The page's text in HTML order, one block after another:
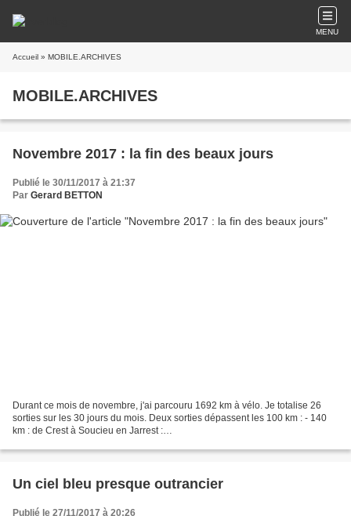
MENU
Accueil » MOBILE.ARCHIVES
MOBILE.ARCHIVES
Novembre 2017 : la fin des beaux jours
Publié le 30/11/2017 à 21:37
Par Gerard BETTON
Durant ce mois de novembre, j'ai parcouru 1692 km à vélo. Je totalise 26
sorties sur les 30 jours du mois. Deux sorties dépassent les 100 km : - 140
km : de Crest à Soucieu en Jarrest :
Un ciel bleu presque outrancier
Publié le 27/11/2017 à 20:26